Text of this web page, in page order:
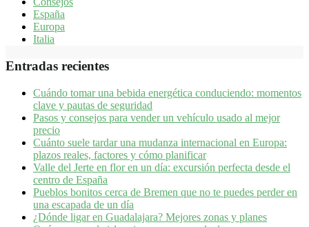
España
Europa
Italia
Entradas recientes
Cuándo tomar una bebida energética conduciendo: momentos
clave y pautas de seguridad
Pasos y consejos para vender un vehículo usado al mejor
precio
Cuánto suele tardar una mudanza internacional en Europa:
plazos reales, factores y cómo planificar
Valle del Jerte en flor en un día: excursión perfecta desde el
centro de España
Pueblos bonitos cerca de Bremen que no te puedes perder en
una escapada de un día
¿Dónde ligar en Guadalajara? Mejores zonas y planes​